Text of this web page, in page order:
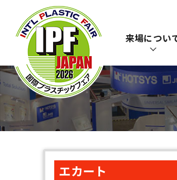
来場につい
エカート